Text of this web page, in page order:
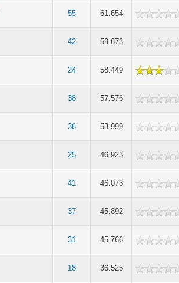
55 61.654
42 59.673
24 58.449
38 57.576
36 53.999
25 46.923
41 46.073
37 45.892
31 45.766
18 36.525